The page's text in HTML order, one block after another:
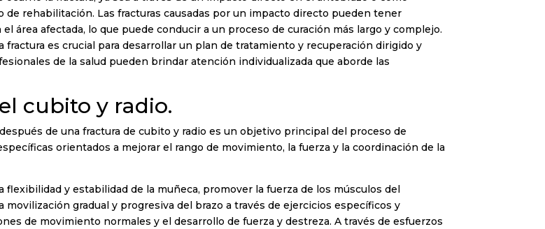
rehabilitación. Las fracturas causadas por un impacto directo pueden tener
área afectada, lo que puede conducir a un proceso de curación más largo y complejo.
es crucial para desarrollar un plan de tratamiento y recuperación dirigido y
de la salud pueden brindar atención individualizada que aborde las
cubito y radio.
de una fractura de cubito y radio es un objetivo principal del proceso de
orientados a mejorar el rango de movimiento, la fuerza y la coordinación de la
y estabilidad de la muñeca, promover la fuerza de los músculos del
gradual y progresiva del brazo a través de ejercicios específicos y
de movimiento normales y el desarrollo de fuerza y destreza. A través de esfuerzos